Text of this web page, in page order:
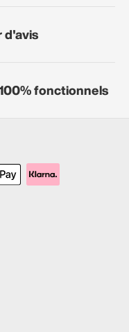
d'avis
fonctionnels